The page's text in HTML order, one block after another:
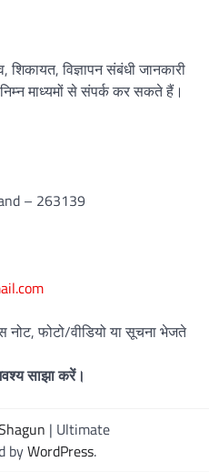
विज्ञापन संबंधी जानकारी
माध्यमों से संपर्क कर सकते हैं।
– 263139
नोट, फोटो/वीडियो या सूचना भेजते
साझा करें।
| Ultimate
byWordPress.